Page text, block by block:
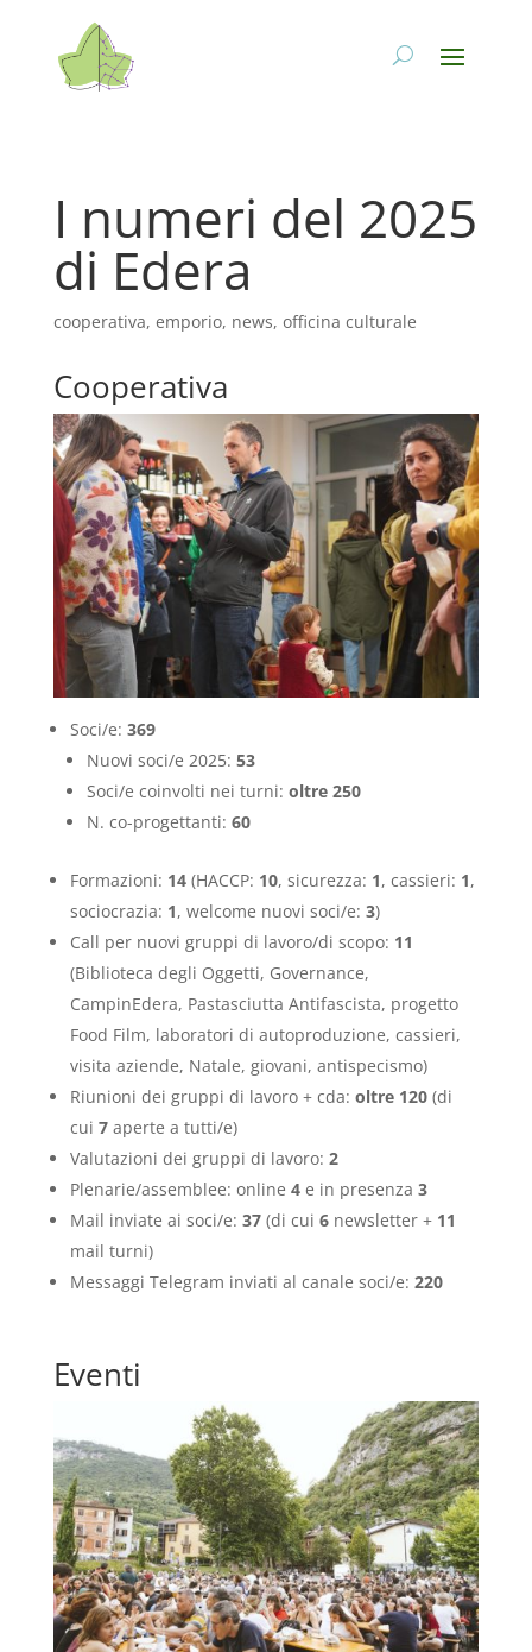
I numeri del 2025
di Edera
cooperativa, emporio, news, officina culturale
Cooperativa
Soci/e: 369
Nuovi soci/e 2025: 53
Soci/e coinvolti nei turni: oltre 250
N. co-progettanti: 60
Formazioni: 14(HACCP: 10, sicurezza: 1, cassieri: 1,
sociocrazia: 1, welcome nuovi soci/e: 3)
Call per nuovi gruppi di lavoro/di scopo: 11
(Biblioteca degli Oggetti, Governance,
CampinEdera, Pastasciutta Antifascista, progetto
Food Film, laboratori di autoproduzione, cassieri,
visita aziende, Natale, giovani, antispecismo)
Riunioni dei gruppi di lavoro + cda: oltre 120(di
cui 7aperte a tutti/e)
Valutazioni dei gruppi di lavoro: 2
Plenarie/assemblee: online 4e in presenza 3
Mail inviate ai soci/e: 37(di cui 6newsletter + 11
mail turni)
Messaggi Telegram inviati al canale soci/e: 220
Eventi